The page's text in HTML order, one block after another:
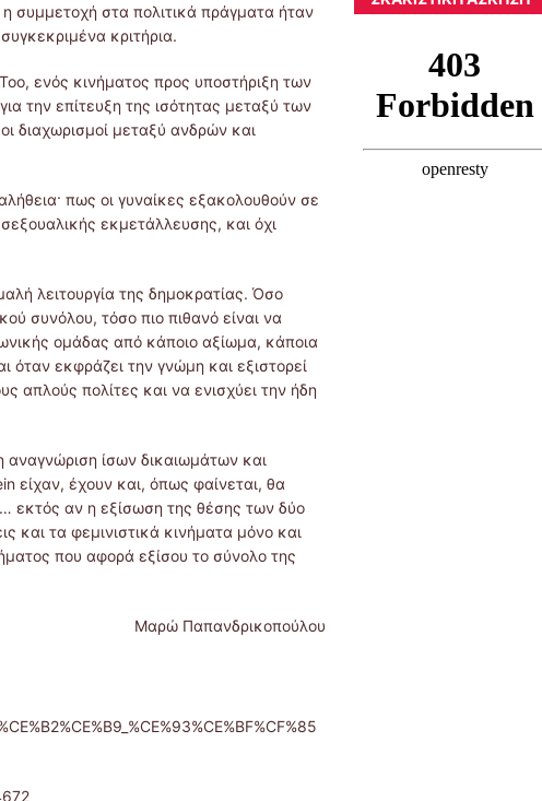
συμμετοχή στα πολιτικά πράγματα ήταν
κριτήρια.
ενός κινήματος προς υποστήριξη των
την επίτευξη της ισότητας μεταξύ των
διαχωρισμοί μεταξύ ανδρών και
πως οι γυναίκες εξακολουθούν σε
εκμετάλλευσης, και όχι
λειτουργία της δημοκρατίας. Όσο
συνόλου, τόσο πιο πιθανό είναι να
ομάδας από κάποιο αξίωμα, κάποια
όταν εκφράζει την γνώμη και εξιστορεί
απλούς πολίτες και να ενισχύει την ήδη
αναγνώριση ίσων δικαιωμάτων και
είχαν, έχουν και, όπως φαίνεται, θα
εκτός αν η εξίσωση της θέσης των δύο
και τα φεμινιστικά κινήματα μόνο και
που αφορά εξίσου το σύνολο της
Μαρώ Παπανδρικοπούλου